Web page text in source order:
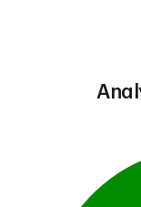
Pie chart with 3
This is a portfolio